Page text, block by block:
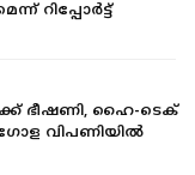
റിപ്പോര്‍ട്ട്
ഭീഷണി, ഹൈ-ടെക്
വിപണിയില്‍